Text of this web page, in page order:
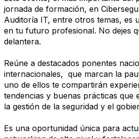
jornada de formación, en
Auditoría IT, entre otros temas, es
en tu futuro profesional. No dejes
delantera.
Reúne a destacados ponentes
internacionales, que marcan la
uno de ellos te compartirán
tendencias y buenas prácticas que
la gestión de la seguridad y el
Es una oportunidad única para